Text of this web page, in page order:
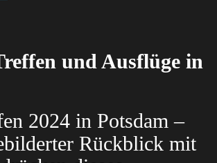
und Ausflüge in
2024 in Potsdam –
Rückblick mit